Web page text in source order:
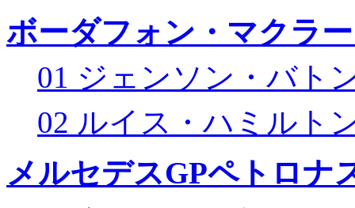
ボーダフォン・マクラ
01 ジェンソン・バト
02 ルイス・ハミルト
メルセデスGPペトロナ